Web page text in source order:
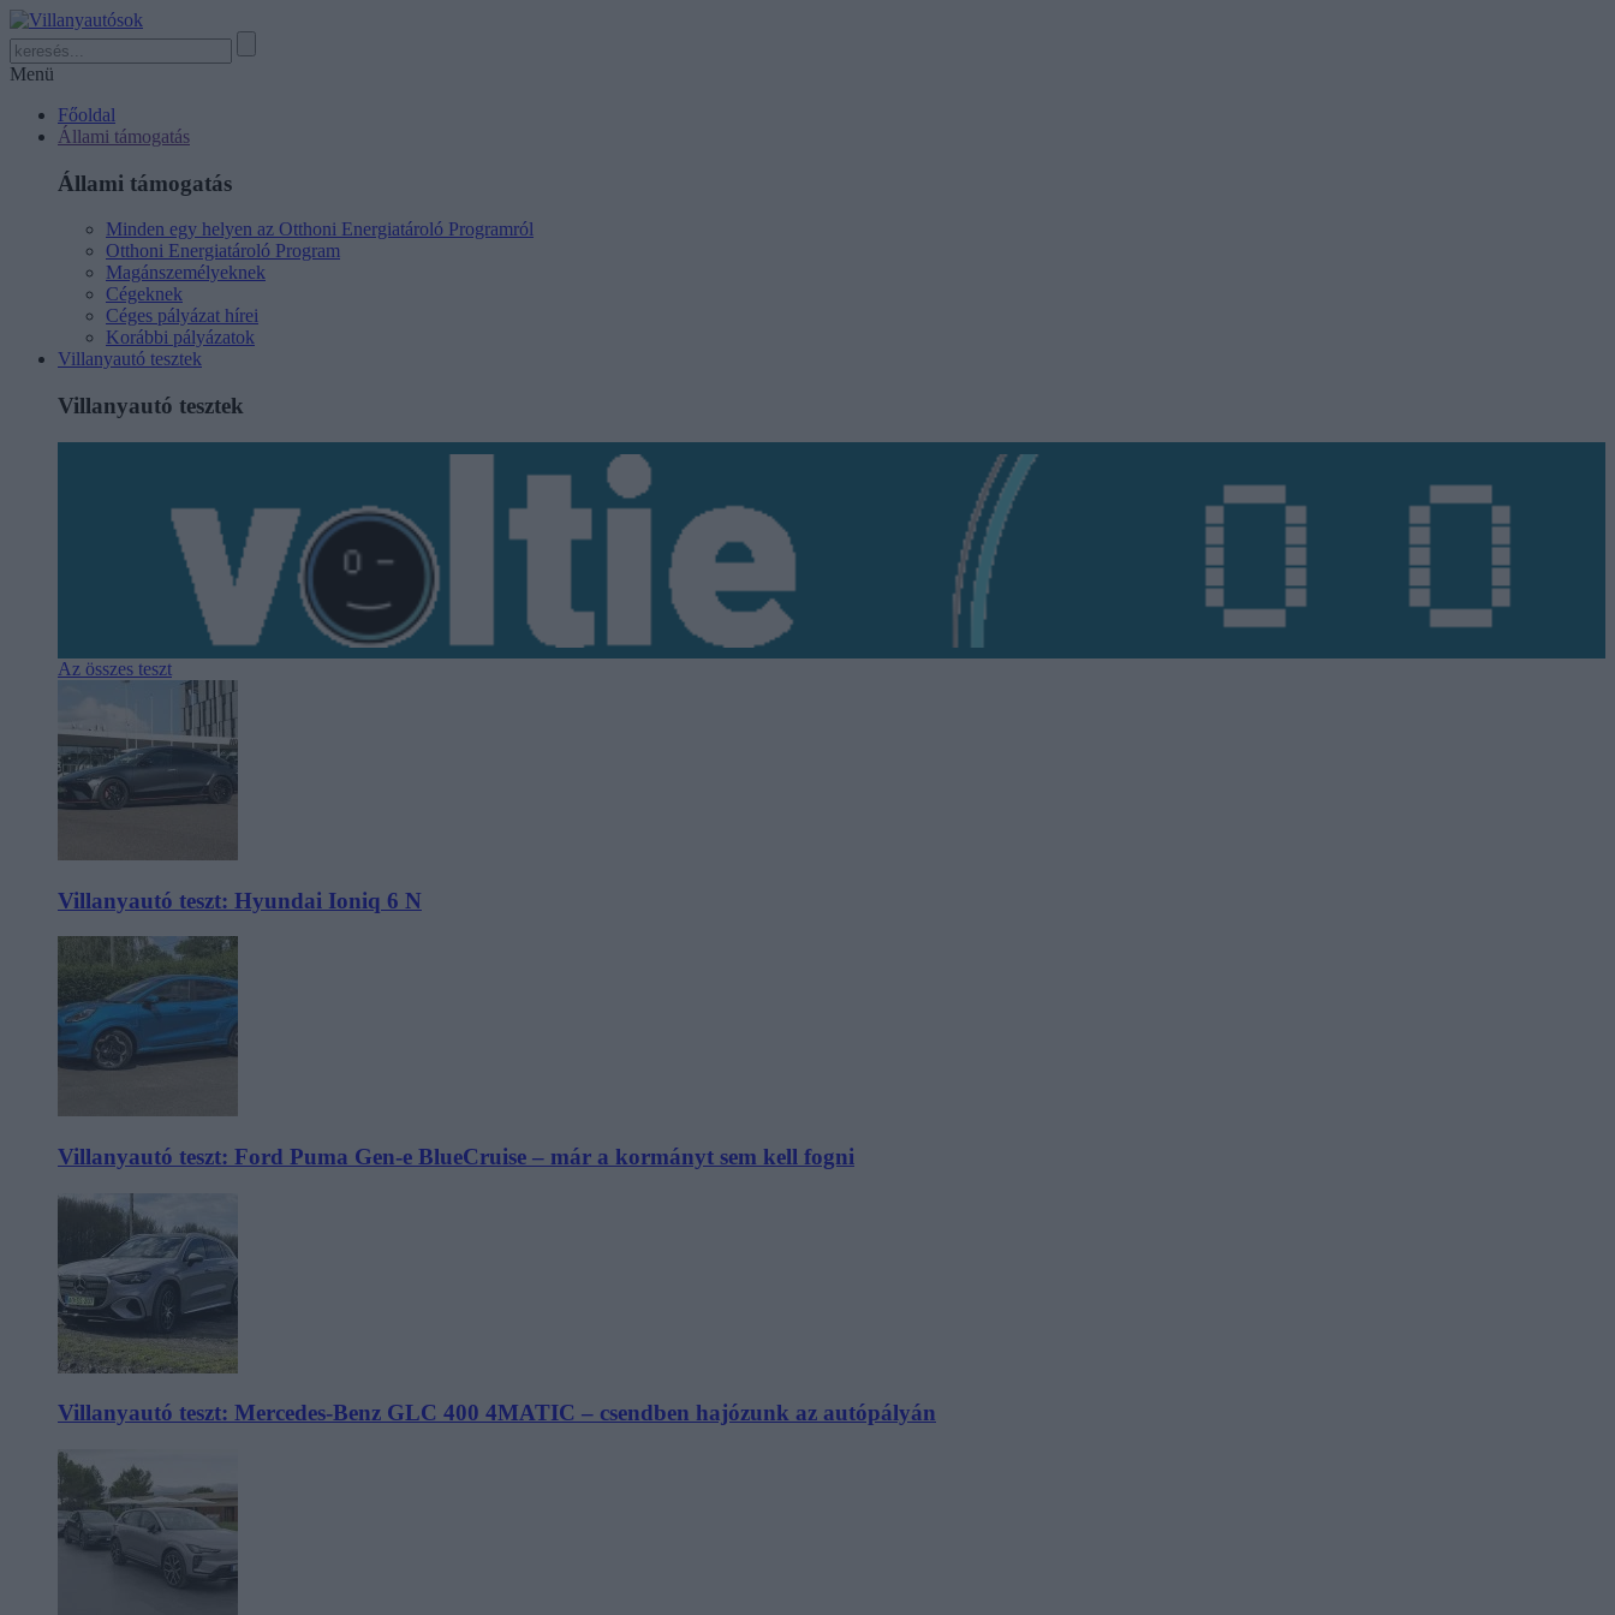
Menü
Főoldal
Állami támogatás
Állami támogatás
Minden egy helyen az Otthoni Energiatároló Programról
Otthoni Energiatároló Program
Magánszemélyeknek
Cégeknek
Céges pályázat hírei
Korábbi pályázatok
Villanyautó tesztek
Villanyautó tesztek
Az összes teszt
Villanyautó teszt: Hyundai Ioniq 6 N
Villanyautó teszt: Ford Puma Gen-e BlueCruise – már a kormányt sem kell fogni
Villanyautó teszt: Mercedes-Benz GLC 400 4MATIC – csendben hajózunk az autópályán